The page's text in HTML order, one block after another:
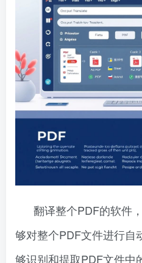
翻译整个PDF的软件
够对整个PDF文件进行自
够识别和提取PDF文件中